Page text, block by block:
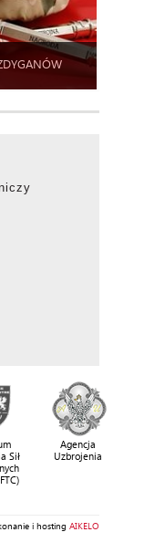
Sił
Agencja
Uzbrojenia
i hosting AIKELO